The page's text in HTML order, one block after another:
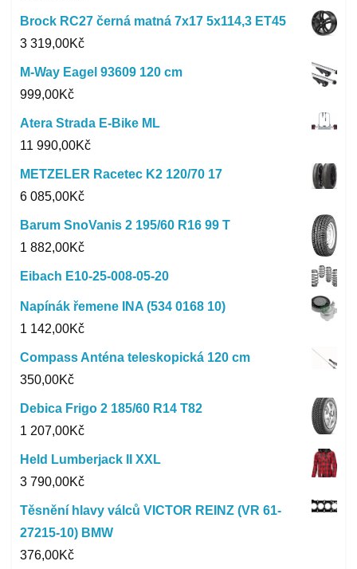
Brock RC27 černá matná 7x17 5x114,3 ET45
3 319,00Kč
M-Way Eagel 93609 120 cm
999,00Kč
Atera Strada E-Bike ML
11 990,00Kč
METZELER Racetec K2 120/70 17
6 085,00Kč
Barum SnoVanis 2 195/60 R16 99 T
1 882,00Kč
Eibach E10-25-008-05-20
Napínák řemene INA (534 0168 10)
1 142,00Kč
Compass Anténa teleskopická 120 cm
350,00Kč
Debica Frigo 2 185/60 R14 T82
1 207,00Kč
Held Lumberjack II XXL
3 790,00Kč
Těsnění hlavy válců VICTOR REINZ (VR 61-
27215-10) BMW
376,00Kč